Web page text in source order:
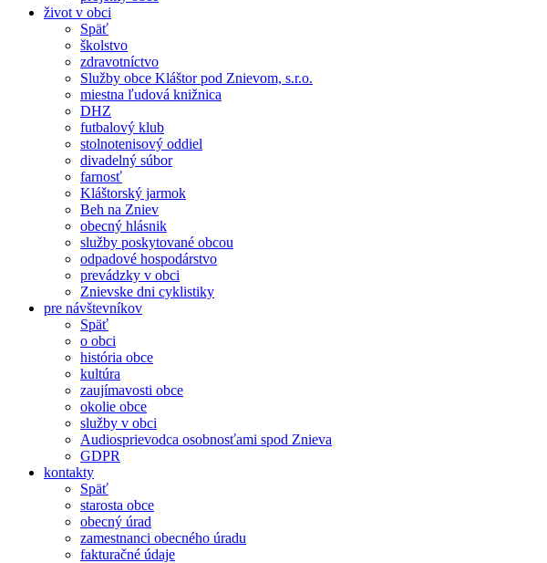
život v obci
Späť
školstvo
zdravotníctvo
Služby obce Kláštor pod Znievom, s.r.o.
miestna ľudová knižnica
DHZ
futbalový klub
stolnotenisový oddiel
divadelný súbor
farnosť
Kláštorský jarmok
Beh na Zniev
obecný hlásnik
služby poskytované obcou
odpadové hospodárstvo
prevádzky v obci
Znievske dni cyklistiky
pre návštevníkov
Späť
o obci
história obce
kultúra
zaujímavosti obce
okolie obce
služby v obci
Audiosprievodca osobnosťami spod Znieva
GDPR
kontakty
Späť
starosta obce
obecný úrad
zamestnanci obecného úradu
fakturačné údaje